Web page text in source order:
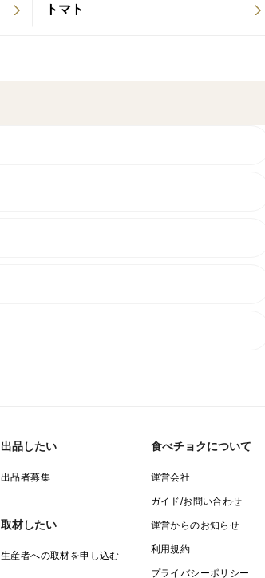
トマト
出品したい
出品者募集
取材したい
生産者への取材を申し込む
食べチョクについて
運営会社
ガイド/お問い合わせ
運営からのお知らせ
利用規約
プライバシーポリシー